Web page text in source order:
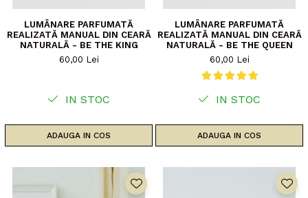
LUMÂNARE PARFUMATĂ
REALIZATĂ MANUAL DIN CEARĂ
NATURALĂ - BE THE KING
60,00 Lei
IN STOC
ADAUGA IN COS
LUMÂNARE PARFUMATĂ
REALIZATĂ MANUAL DIN CEARĂ
NATURALĂ - BE THE QUEEN
60,00 Lei
IN STOC
ADAUGA IN COS